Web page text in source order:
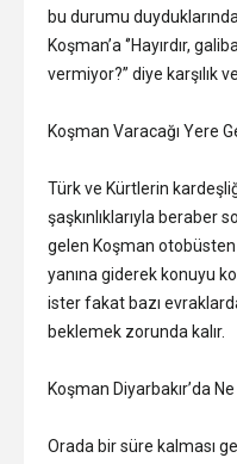
bu durumu
Koşman’a ‘’Hayırdır,
vermiyor?’’ diye karşılık
Koşman Varacağı Yere
Türk ve Kürtlerin
şaşkınlıklarıyla beraber
gelen Koşman otobüsten
yanına giderek konuyu
ister fakat bazı
beklemek zorunda kalır.
Koşman Diyarbakır’da
Orada bir süre kalması